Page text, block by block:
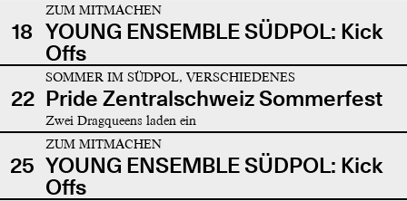
18
ZUM MITMACHEN
YOUNG ENSEMBLE SÜDPOL: Kick
Offs
22
SOMMER IM SÜDPOL, VERSCHIEDENES
Pride Zentralschweiz Sommerfest
Zwei Dragqueens laden ein
25
ZUM MITMACHEN
YOUNG ENSEMBLE SÜDPOL: Kick
Offs